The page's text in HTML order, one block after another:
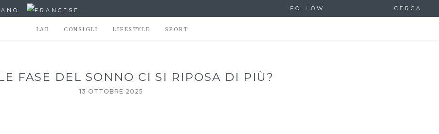
CERCA
FOLLOW
LAB CONSIGLI LIFESTYLE SPORT
FASE DEL SONNO CI SI RIPOSA DI PIÙ?
13 OTTOBRE 2025